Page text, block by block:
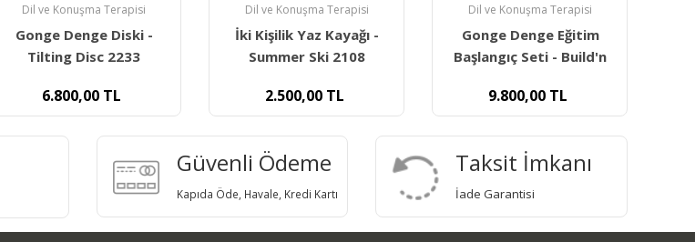
Dil ve Konuşma Terapisi
İki Kişilik Yaz Kayağı -
Summer Ski 2108
2.500,00 TL
Dil ve Konuşma Terapisi
Gonge Denge Eğitim
Başlangıç Seti - Build'n
9.800,00 TL
Gonge Denge Eğitim Seti
- Taktil Set - Build N'
Güvenli Ödeme
Kapıda Öde, Havale, Kredi Kartı
Taksit İmkanı
İade Garantisi